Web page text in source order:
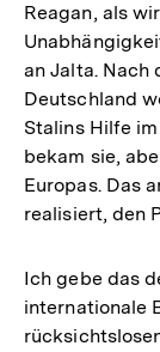
Reagan, als
an Jalta. Nach
Deutschland
Stalins Hilfe
bekam sie,
Europas. Das
realisiert, den
Ich gebe das
internationale